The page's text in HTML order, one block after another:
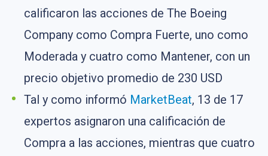
calificaron las acciones de The Boeing
Company como Compra Fuerte, uno como
Moderada y cuatro como Mantener, con un
precio objetivo promedio de 230 USD
Tal y como informó MarketBeat, 13 de 17
expertos asignaron una calificación de
Compra a las acciones, mientras que cuatro